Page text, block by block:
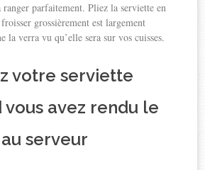
ranger parfaitement. Pliez la serviette en
grossièrement est largement
la verra vu qu’elle sera sur vos cuisses.
votre serviette
vous avez rendu le
serveur